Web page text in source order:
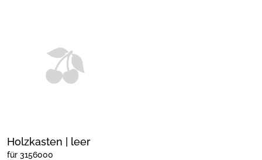
Holzkasten | leer
für 3156000